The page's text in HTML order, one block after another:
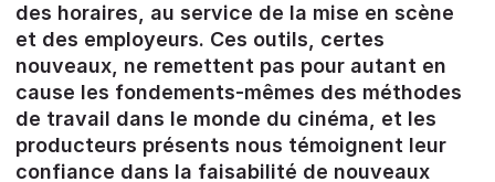
des horaires, au service de la mise en scène
et des employeurs. Ces outils, certes
nouveaux, ne remettent pas pour autant en
cause les fondements-mêmes des méthodes
de travail dans le monde du cinéma, et les
producteurs présents nous témoignent leur
confiance dans la faisabilité de nouveaux